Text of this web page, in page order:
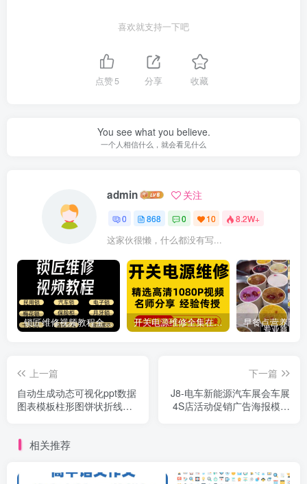
喜欢就支持一下吧
点赞5 分享 收藏
You see what you believe.
一个人相信什么，就会看见什么
admin 关注
0 868 0 10 8.2W+
这家伙很懒，什么都没有写...
锁匠维修视频教程全套从入门到精通技巧培训学习在线自学课程 开关电源维修全集在线视频教程新手零基础课程教程从入门到精通
上一篇
自动生成动态可视化ppt数据
图表模板柱形图饼状折线统
下一篇
J8-电车新能源汽车展会车展
4S店活动促销广告海报模板
相关推荐